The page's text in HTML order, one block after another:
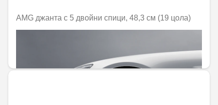
AMG джанта с 5 двойни спици, 48,3 см (19 цола)